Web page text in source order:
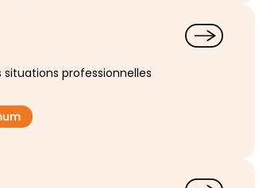
professionnelles